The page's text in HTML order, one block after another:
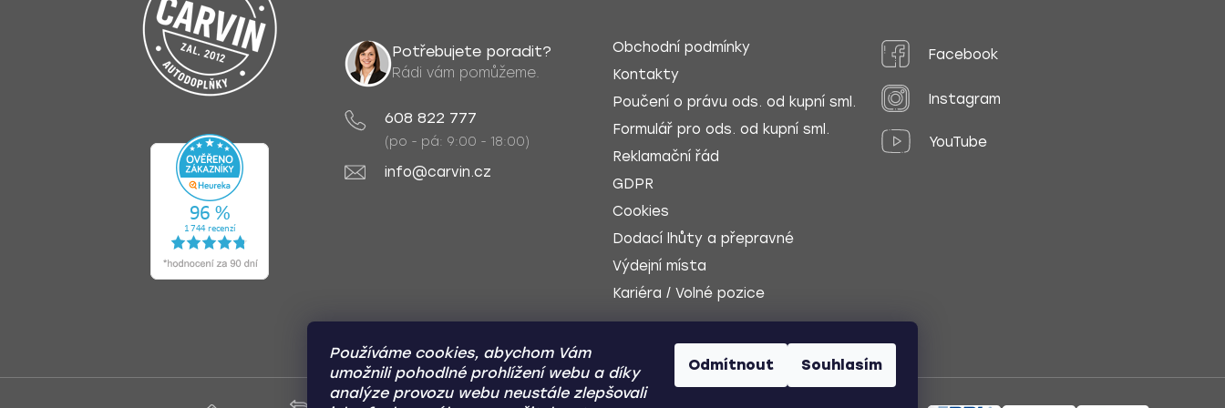
Používáme cookies, abychom Vám
umožnili pohodlné prohlížení webu a díky
analýze provozu webu neustále zlepšovali
Odmítnout Souhlasím
Potřebujete poradit?
Rádi vám pomůžeme.
608 822 777
(po - pá: 9:00 - 18:00)
info@carvin.cz
Obchodní podmínky
Kontakty
Poučení o právu ods. od kupní sml.
Formulář pro ods. od kupní sml.
Reklamační řád
GDPR
Cookies
Dodací lhůty a přepravné
Výdejní místa
Kariéra / Volné pozice
Facebook
Instagram
YouTube